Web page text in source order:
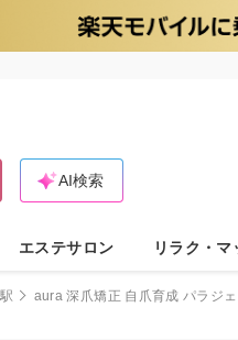
AI検索
エステサロン リラク・
aura 深爪矯正 自爪育成 パラジ